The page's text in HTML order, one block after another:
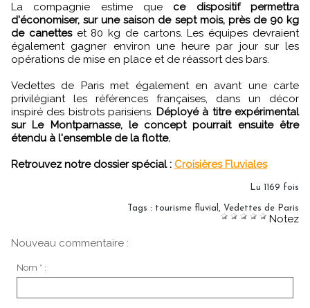
La compagnie estime que ce dispositif permettra
d'économiser, sur une saison de sept mois, près de 90 kg
de canettes et 80 kg de cartons. Les équipes devraient
également gagner environ une heure par jour sur les
opérations de mise en place et de réassort des bars.
Vedettes de Paris met également en avant une carte
privilégiant les références françaises, dans un décor
inspiré des bistrots parisiens. Déployé à titre expérimental
sur Le Montparnasse, le concept pourrait ensuite être
étendu à l'ensemble de la flotte.
Retrouvez notre dossier spécial : Croisières Fluviales
Lu 1169 fois
Tags : tourisme fluvial , Vedettes de Paris
Notez
Nouveau commentaire :
Nom * :